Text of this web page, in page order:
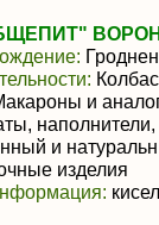
и
и
изделия